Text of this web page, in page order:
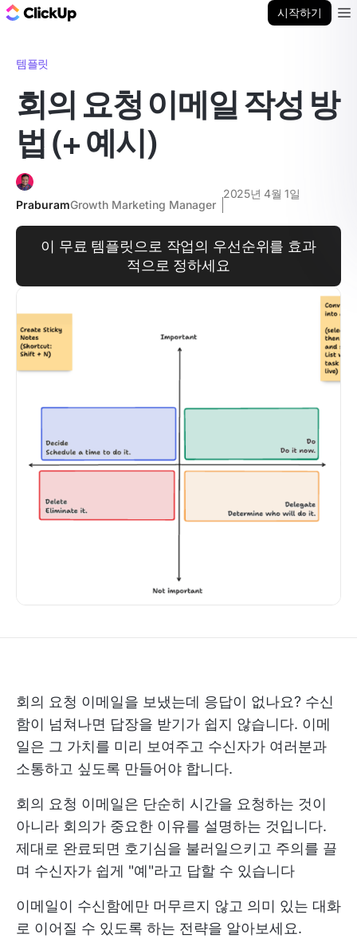
시작하기
템플릿
회의 요청 이메일 작성 방
법 (+ 예시)
PraburamGrowth Marketing Manager
2025년 4월 1일
이 무료 템플릿으로 작업의 우선순위를 효과
적으로 정하세요
회의 요청 이메일을 보냈는데 응답이 없나요? 수신
함이 넘쳐나면 답장을 받기가 쉽지 않습니다. 이메
일은 그 가치를 미리 보여주고 수신자가 여러분과
소통하고 싶도록 만들어야 합니다.
회의 요청 이메일은 단순히 시간을 요청하는 것이
아니라 회의가 중요한 이유를 설명하는 것입니다.
제대로 완료되면 호기심을 불러일으키고 주의를 끌
며 수신자가 쉽게 "예"라고 답할 수 있습니다
이메일이 수신함에만 머무르지 않고 의미 있는 대화
로 이어질 수 있도록 하는 전략을 알아보세요.